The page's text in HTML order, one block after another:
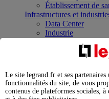
Établissement de
Infrastructures et
Data Center
Industrie
Infrastructures
Contrôler et
Répartir et
Legrand Data
expertises au
Le site legrand.fr et ses
fonctionnalités du site, de vous
contenus de plateformes sociales,